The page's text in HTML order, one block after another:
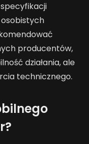
producentów,
działania, ale
technicznego.